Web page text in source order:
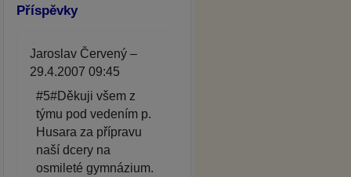
Příspěvky
Jaroslav Červený –
29.4.2007 09:45
#5#Děkuji všem z
týmu pod vedením p.
Husara za přípravu
naší dcery na
osmileté gymnázium.